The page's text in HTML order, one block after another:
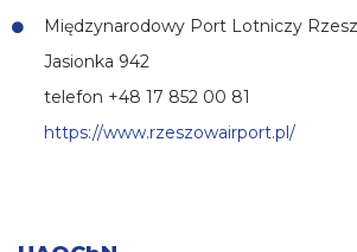
Międzynarodowy Port Lotniczy
Jasionka 942
telefon +48 17 852 00 81
https://www.rzeszowairport.pl/